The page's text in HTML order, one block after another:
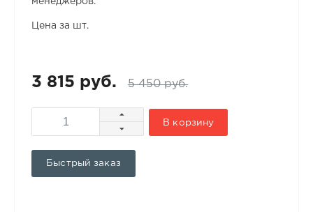
Цена за шт.
3 815 руб. 5 450 руб.
В корзину
Быстрый заказ